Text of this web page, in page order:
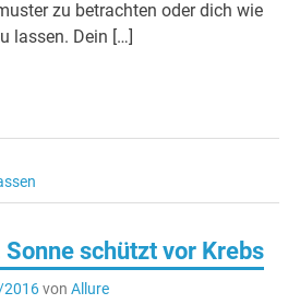
zu betrachten oder dich wie
lassen. Dein […]
Sonne schützt vor Krebs
von Allure